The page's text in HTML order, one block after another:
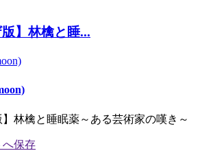
版】林檎と睡...
】林檎と睡眠薬～ある芸術家の嘆き～